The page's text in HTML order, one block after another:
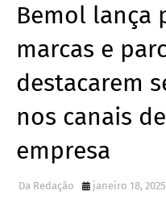
Bemol lança
marcas e
destacarem
nos canais
empresa
Da Redação janeiro 18, 2025